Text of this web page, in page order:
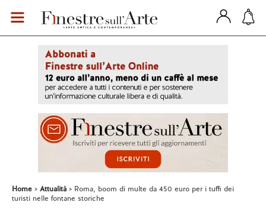
Home Attualità
Roma, boom di multe da 450 euro per i tuffi dei
turisti nelle fontane storiche